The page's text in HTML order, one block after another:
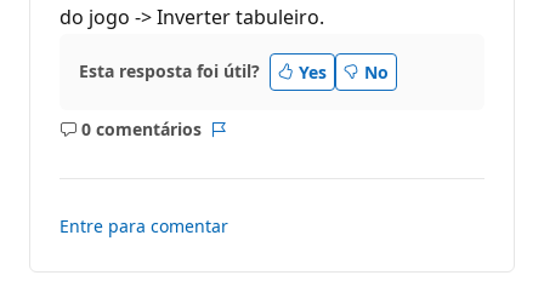
ç
do jogo -> Inverter tabuleiro.
Esta resposta foi útil? Yes No
0 comentários
Sem
Entre para comentar